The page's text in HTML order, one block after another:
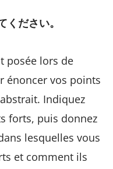
ださい。
posée lors de
énoncer vos points
Indiquez
forts, puis donnez
lesquelles vous
et comment ils